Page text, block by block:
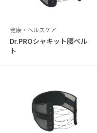
健康・ヘルスケア
Dr.PROシャキット腰ベル
ト